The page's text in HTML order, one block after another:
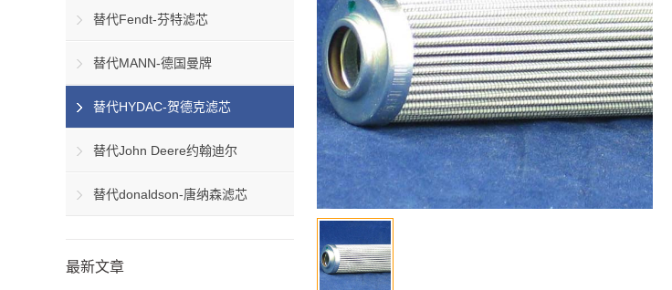
替代Fendt-芬特滤芯
替代MANN-德国曼牌
替代HYDAC-贺德克滤芯
替代John Deere约翰迪尔
替代donaldson-唐纳森滤芯
最新文章